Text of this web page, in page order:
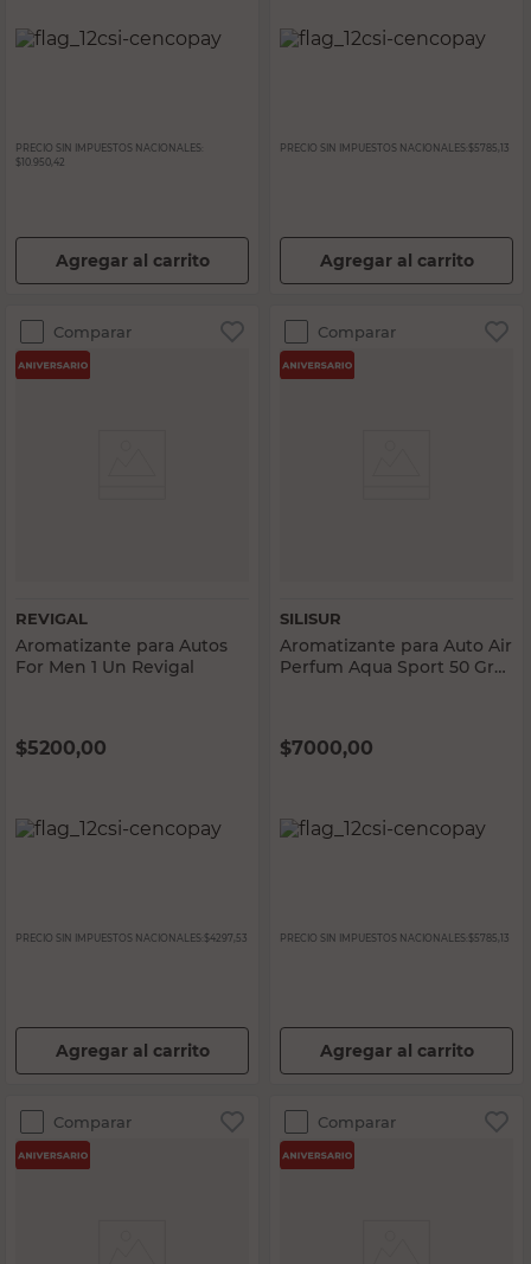
PRECIO SIN IMPUESTOS NACIONALES:
$10.950,42
Agregar al carrito
PRECIO SIN IMPUESTOS NACIONALES: $5785,13
Agregar al carrito
Comparar
REVIGAL
Aromatizante para Autos
For Men 1 Un Revigal
$5200,00
PRECIO SIN IMPUESTOS NACIONALES: $4297,53
Agregar al carrito
Comparar
SILISUR
Aromatizante para Auto Air
Perfum Aqua Sport 50 Grs
$7000,00
PRECIO SIN IMPUESTOS NACIONALES: $5785,13
Agregar al carrito
Comparar Comparar